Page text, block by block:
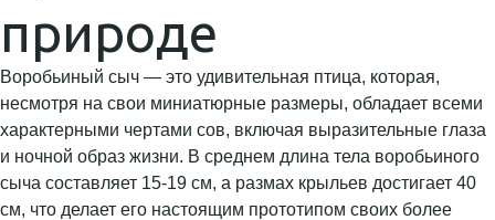
природе
Воробьиный сыч — это удивительная птица, которая,
несмотря на свои миниатюрные размеры, обладает всеми
характерными чертами сов, включая выразительные глаза
и ночной образ жизни. В среднем длина тела воробьиного
сыча составляет 15-19 см, а размах крыльев достигает 40
см, что делает его настоящим прототипом своих более